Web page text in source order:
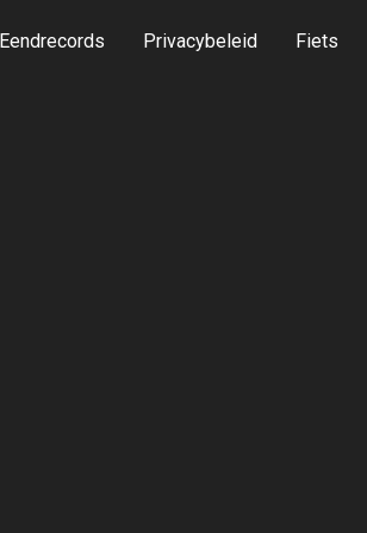
Eendrecords Privacybeleid Fiets